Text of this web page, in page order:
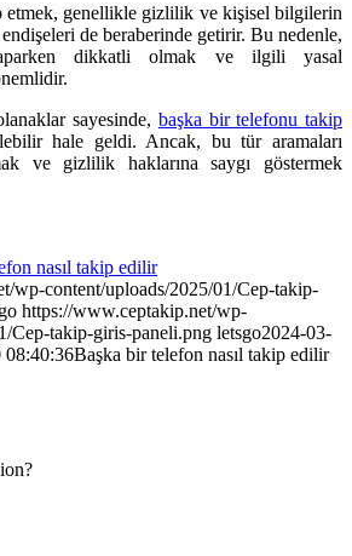
etmek, genellikle gizlilik ve kişisel bilgilerin
de beraberinde getirir. Bu nedenle,
dikkatli olmak ve ilgili yasal
sayesinde, başka bir telefonu takip
hale geldi. Ancak, bu tür aramaları
ve gizlilik haklarına saygı göstermek
nasıl takip edilir
wp-content/uploads/2025/01/Cep-takip-
https://www.ceptakip.net/wp-
Cep-takip-giris-paneli.png letsgo2024-03-
08:40:36Başka bir telefon nasıl takip edilir